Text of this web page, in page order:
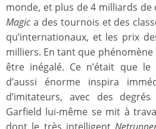
monde, et plus de 4 milliards de
Magica des tournois et des
qu’internationaux, et les prix
milliers. En tant que phénomène
être inégalé. Ce n’était que
d’aussi énorme inspira
d’imitateurs, avec des degrés
Garfield lui-même se mit à